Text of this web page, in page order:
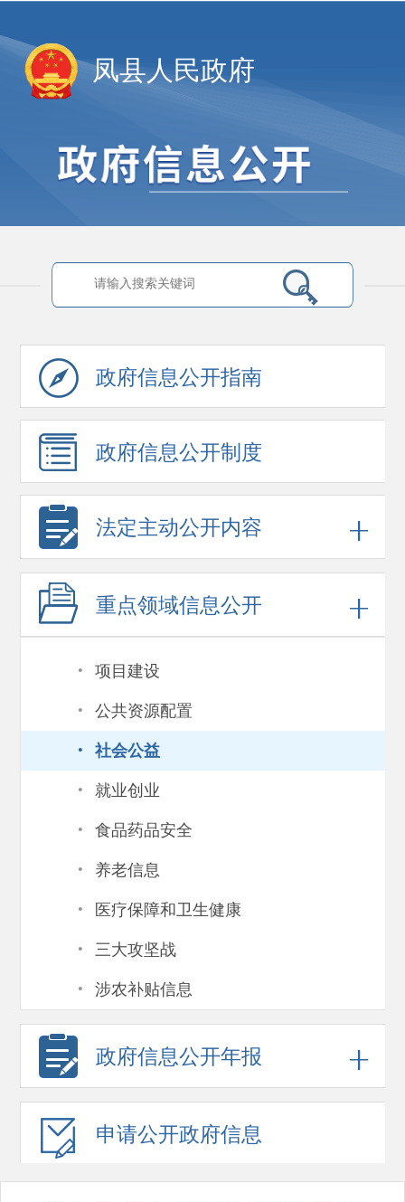
凤县人民政府
政府信息公开指南
政府信息公开制度
法定主动公开内容
重点领域信息公开
· 项目建设
· 公共资源配置
· 社会公益
· 就业创业
· 食品药品安全
· 养老信息
· 医疗保障和卫生健康
· 三大攻坚战
· 涉农补贴信息
政府信息公开年报
申请公开政府信息